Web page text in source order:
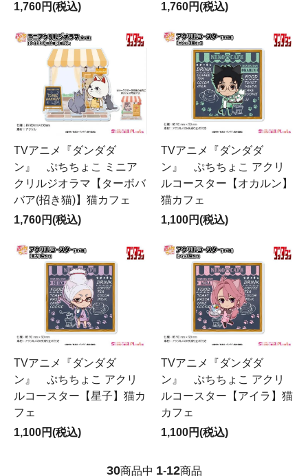
1,760円(税込)
1,760円(税込)
TVアニメ『ダンダダ
ン』 ぷちちょこ ミニア
クリルジオラマ【ターボバ
バア(招き猫)】猫カフェ
1,760円(税込)
TVアニメ『ダンダダ
ン』 ぷちちょこ アクリ
ルコースター【オカルン】
猫カフェ
1,100円(税込)
TVアニメ『ダンダダ
ン』 ぷちちょこ アクリ
ルコースター【星子】猫カ
フェ
1,100円(税込)
TVアニメ『ダンダダ
ン』 ぷちちょこ アクリ
ルコースター【アイラ】猫
カフェ
1,100円(税込)
30商品中 1-12商品